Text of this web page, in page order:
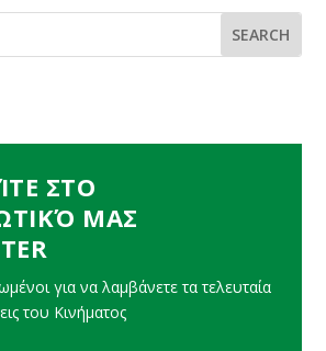
ΣΤΟ
ΜΑΣ
για να λαμβάνετε τα τελευταία
του Κινήματος